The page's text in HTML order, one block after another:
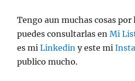
Tengo aun muchas cosas por
puedes consultarlas enMi
es miLinkedin y este mi
publico mucho.